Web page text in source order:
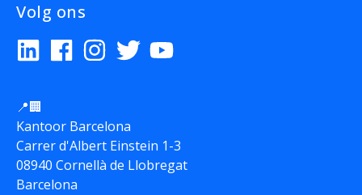
Volg ons
📍🏢
Kantoor Barcelona
Carrer d'Albert Einstein 1-3
08940 Cornellà de Llobregat
Barcelona